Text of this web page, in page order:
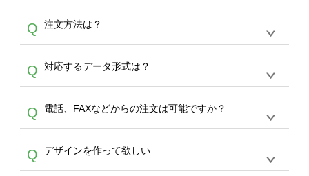
Q 注文方法は？
A
生産にて承っております。デザインツールから
デザインの作成から決済まで完了できます。
30枚以上やシルク印刷など、大口注文の場合
は、サポートが担当するエコバッグコンシェル
やタンブラーコンシェルをご利用ください。製
作する数量が多ければ多いほど、オンデマンド
サービスよりも低価格で製作することが可能で
す。
Q 対応するデータ形式は？
A
ドできるデータ形式は、JPG / PNG / AI / PSD /
PDF 形式になります。データの最大サイズ
写真などもアップロード可能です。使用できな
い画像はエラーになります。（※ Illustratorか
Q 電話、FAXなどからの注文は可能ですか？
A
文のみ受け付けております。30個以上のご製
作をお考えの方は、サポートが担当するエコバ
Q デザインを作って欲しい